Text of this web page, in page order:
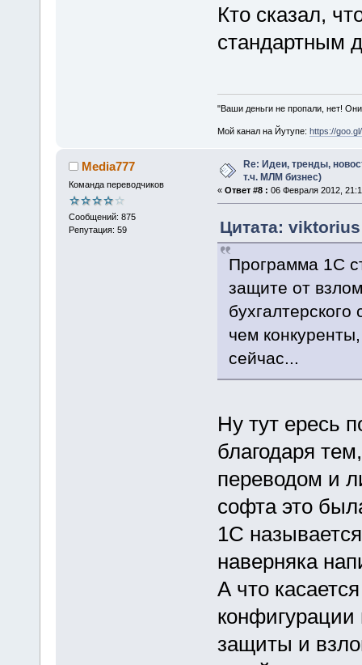
Кто сказал,
стандартным
"Ваши деньги не пропали, нет!
Мой канал на Йутупе: https://
Media777
Команда переводчиков
Сообщений: 875
Репутация: 59
Re: Идеи, тренды,
т.ч. МЛМ бизнес)
« Ответ #8 : 06 Февраля 2012,
Цитата:
Программа 1С
защите от
чем
сейчас...
Ну тут ересь
благодаря
переводом и
софта это
1С
наверняка
А что
защиты и